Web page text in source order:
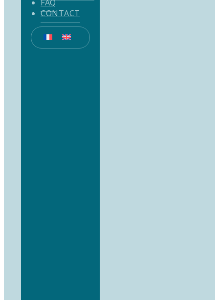
FAQ
CONTACT